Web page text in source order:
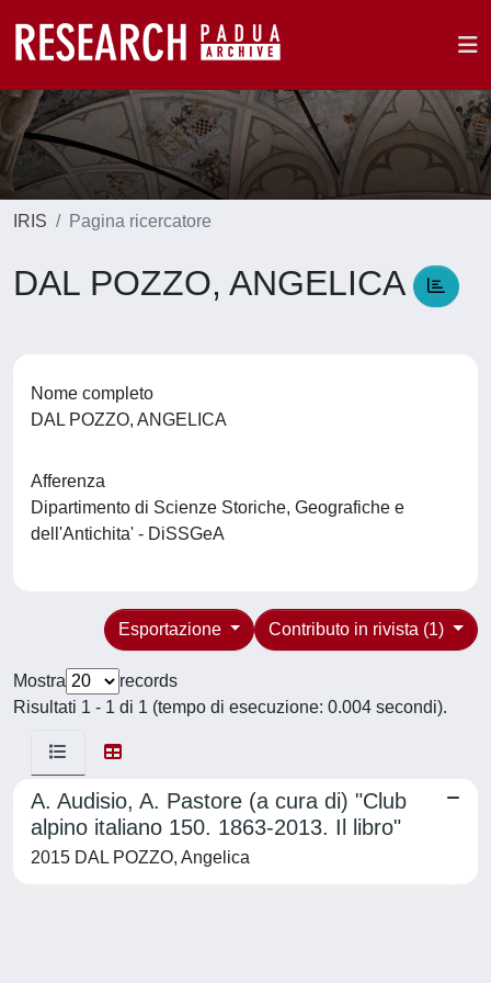
IRIS Pagina ricercatore
DAL POZZO, ANGELICA
Nome completo
DAL POZZO, ANGELICA
Afferenza
Dipartimento di Scienze Storiche, Geografiche e
dell'Antichita' - DiSSGeA
Contributo in rivista (1)
Esportazione
Mostra
records
Risultati 1 - 1 di 1 (tempo di esecuzione: 0.004 secondi).
A. Audisio, A. Pastore (a cura di) "Club
alpino italiano 150. 1863-2013. Il libro"
2015 DAL POZZO, Angelica